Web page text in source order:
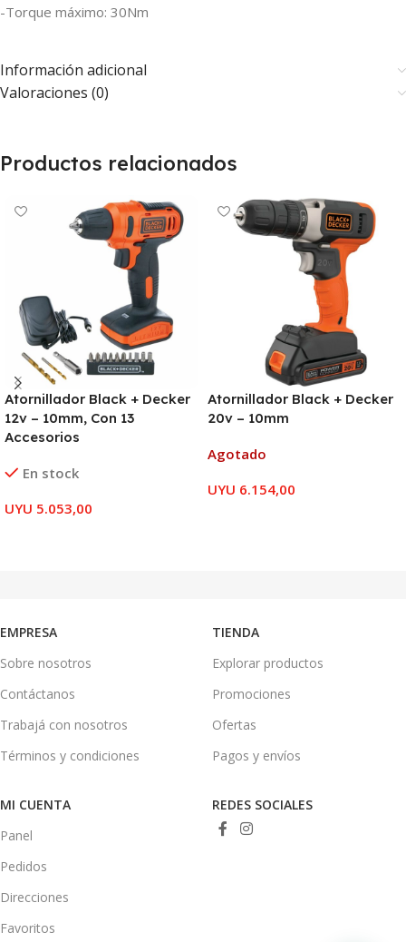
-Torque máximo: 30Nm
Información adicional
Valoraciones (0)
Productos relacionados
Atornillador Black + Decker
12v – 10mm, Con 13
Accesorios
En stock
UYU 5.053,00
Atornillador Black + Decker
20v – 10mm
Agotado
UYU 6.154,00
EMPRESA
Sobre nosotros
Contáctanos
Trabajá con nosotros
Términos y condiciones
TIENDA
Explorar productos
Promociones
Ofertas
Pagos y envíos
MI CUENTA
Panel
Pedidos
Direcciones
Favoritos
REDES SOCIALES